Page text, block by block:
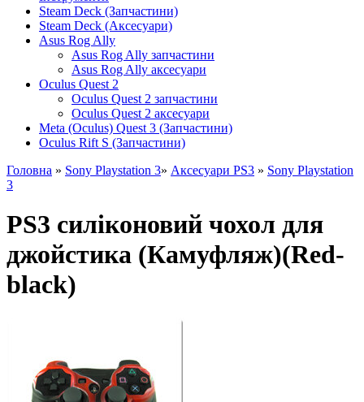
Steam Deck (Запчастини)
Steam Deck (Аксесуари)
Asus Rog Ally
Asus Rog Ally запчастини
Asus Rog Ally аксесуари
Oculus Quest 2
Oculus Quest 2 запчастини
Oculus Quest 2 аксесуари
Meta (Oculus) Quest 3 (Запчастини)
Oculus Rift S (Запчастини)
Головна » Sony Playstation 3» Аксесуари PS3 » Sony Playstation
3
PS3 силіконовий чохол для
джойстика (Камуфляж)(Red-
black)